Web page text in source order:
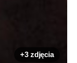
+3 zdjęcia